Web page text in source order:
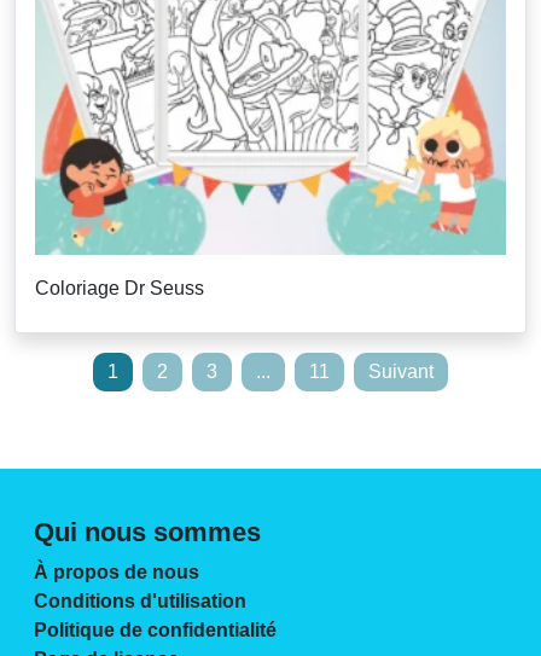
Coloriage Dr Seuss
Pagination
1 2 3 ... 11 Suivant
Qui nous sommes
À propos de nous
Conditions d'utilisation
Politique de confidentialité